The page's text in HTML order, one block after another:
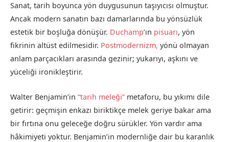
Sanat, tarih boyunca yön duygusunun taşıyıcısı olmuştur.
Ancak modern sanatın bazı damarlarında bu yönsüzlük
estetik bir boşluğa dönüşür. Duchamp’ın pisuarı, yön
fikrinin altüst edilmesidir. Postmodernizm, yönü olmayan
anlam parçacıkları arasında gezinir; yukarıyı, aşkını ve
yüceliği ironikleştirir.
Walter Benjamin’in “tarih meleği” metaforu, bu yıkımı dile
getirir: geçmişin enkazı biriktikçe melek geriye bakar ama
bir fırtına onu geleceğe doğru sürükler. Yön vardır ama
hâkimiyeti yoktur. Benjamin’in modernliğe dair bu karanlık